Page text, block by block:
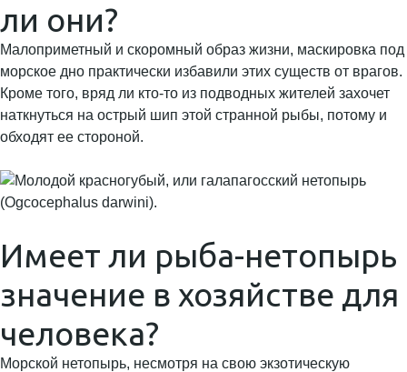
ли они?
Малоприметный и скоромный образ жизни, маскировка под
морское дно практически избавили этих существ от врагов.
Кроме того, вряд ли кто-то из подводных жителей захочет
наткнуться на острый шип этой странной рыбы, потому и
обходят ее стороной.
Имеет ли рыба-нетопырь
значение в хозяйстве для
человека?
Морской нетопырь, несмотря на свою экзотическую